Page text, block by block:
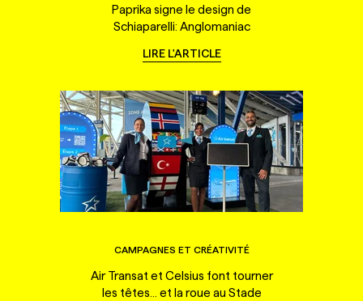
Paprika signe le design de
Schiaparelli: Anglomaniac
LIRE L'ARTICLE
CAMPAGNES ET CRÉATIVITÉ
Air Transat et Celsius font tourner
les têtes... et la roue au Stade